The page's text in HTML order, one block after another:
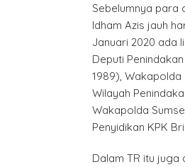
Sebelumnya para
Idham Azis jauh
Januari 2020 ada
Deputi
1989),
Wilayah
Wakapolda
Penyidikan KPK
Dalam TR itu juga